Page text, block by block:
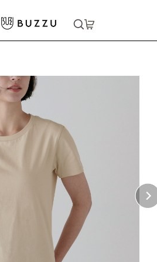
5.6oz Tシャツ（レディース）